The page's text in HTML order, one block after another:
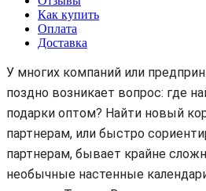
Как купить
Оплата
Доставка
У многих компаний или
поздно возникает вопрос: где
подарки оптом? Найти новый
партнерам, или быстро
партнерам, бывает крайне
необычные настенные